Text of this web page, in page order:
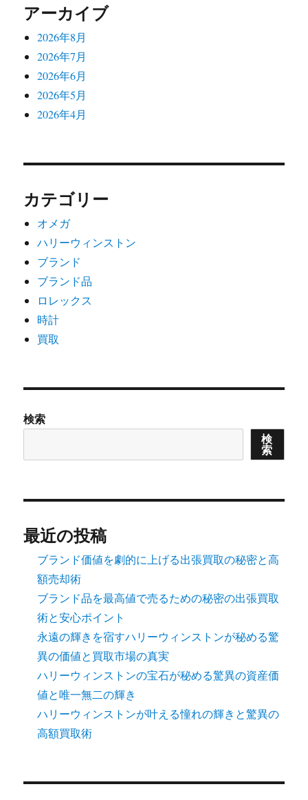
アーカイブ
2026年8月
2026年7月
2026年6月
2026年5月
2026年4月
カテゴリー
オメガ
ハリーウィンストン
ブランド
ブランド品
ロレックス
時計
買取
検索
検
索
最近の投稿
ブランド価値を劇的に上げる出張買取の秘密と高
額売却術
ブランド品を最高値で売るための秘密の出張買取
術と安心ポイント
永遠の輝きを宿すハリーウィンストンが秘める驚
異の価値と買取市場の真実
ハリーウィンストンの宝石が秘める驚異の資産価
値と唯一無二の輝き
ハリーウィンストンが叶える憧れの輝きと驚異の
高額買取術